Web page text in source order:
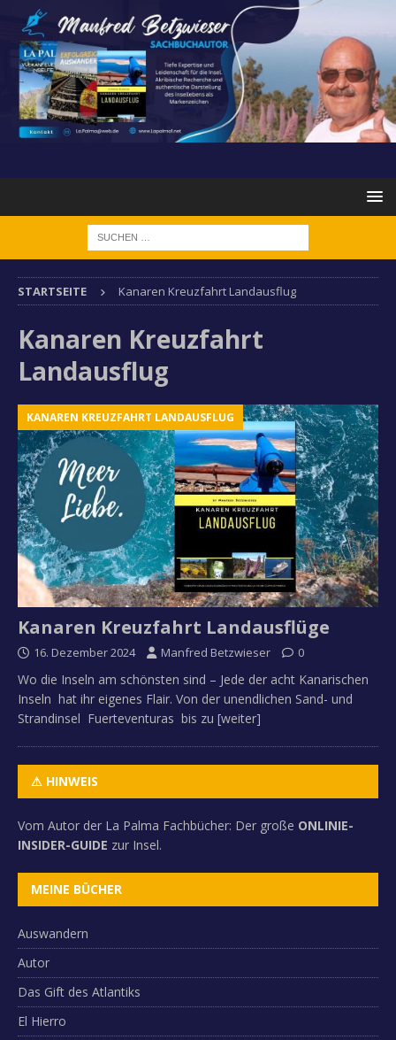
STARTSEITE Kanaren Kreuzfahrt Landausflug
Kanaren Kreuzfahrt
Landausflug
KANAREN KREUZFAHRT LANDAUSFLUG
Kanaren Kreuzfahrt Landausflüge
16. Dezember 2024 Manfred Betzwieser 0
Wo die Inseln am schönsten sind – Jede der acht Kanarischen
Inseln hat ihr eigenes Flair. Von der unendlichen Sand- und
Strandinsel Fuerteventuras bis zu [weiter]
⚠ HINWEIS
Vom Autor der La Palma Fachbücher: Der große ONLINIE-
INSIDER-GUIDE zur Insel.
MEINE BÜCHER
Auswandern
Autor
Das Gift des Atlantiks
El Hierro